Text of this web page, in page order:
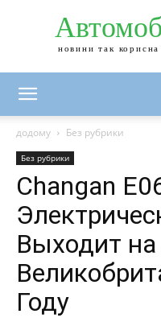
новини так
додому Без рубрики
Без рубрики
Changan
Выходит
Году